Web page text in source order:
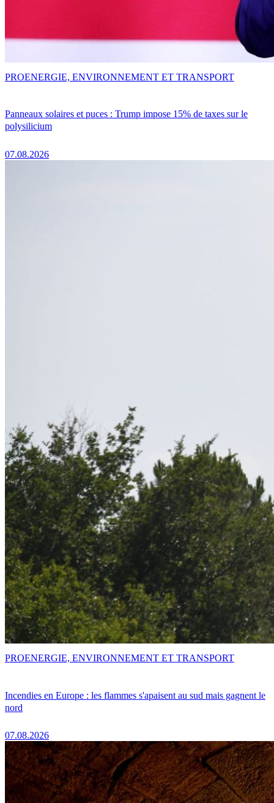
Panneaux solaires et puces : Trump impose 15% de taxes sur le
polysilicium
07.08.2026
PROENERGIE, ENVIRONNEMENT ET TRANSPORT
Incendies en Europe : les flammes s'apaisent au sud mais gagnent le
nord
07.08.2026
PROENERGIE, ENVIRONNEMENT ET TRANSPORT